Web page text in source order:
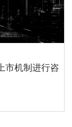
市机制进行咨